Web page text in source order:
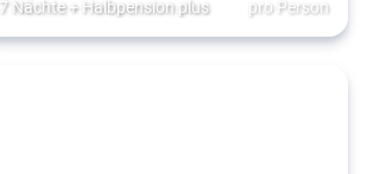
7 Nächte+ Halbpension plus pro Person